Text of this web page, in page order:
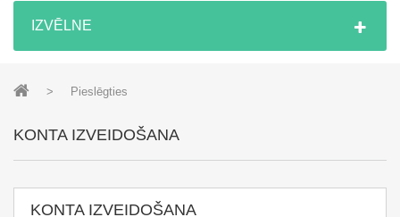
IZVĒLNE
> Pieslēgties
KONTA IZVEIDOŠANA
KONTA IZVEIDOŠANA